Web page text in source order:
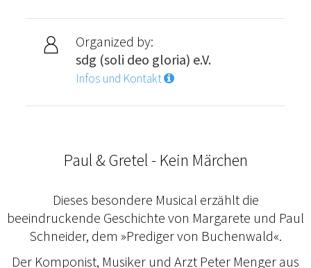
Organized by:
sdg (soli deo gloria) e.V.
Infos und Kontakt
Paul & Gretel - Kein Märchen
Dieses besondere Musical erzählt die
beeindruckende Geschichte von Margarete und Paul
Schneider, dem »Prediger von Buchenwald«.
Der Komponist, Musiker und Arzt Peter Menger aus